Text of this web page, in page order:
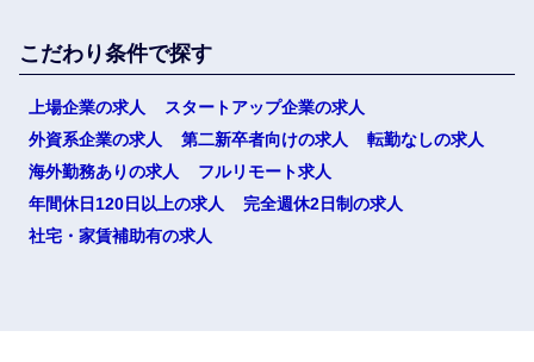
こだわり条件で探す
上場企業の求人
スタートアップ企業の求人
外資系企業の求人
第二新卒者向けの求人
転勤なしの求人
海外勤務ありの求人
フルリモート求人
年間休日120日以上の求人
完全週休2日制の求人
社宅・家賃補助有の求人